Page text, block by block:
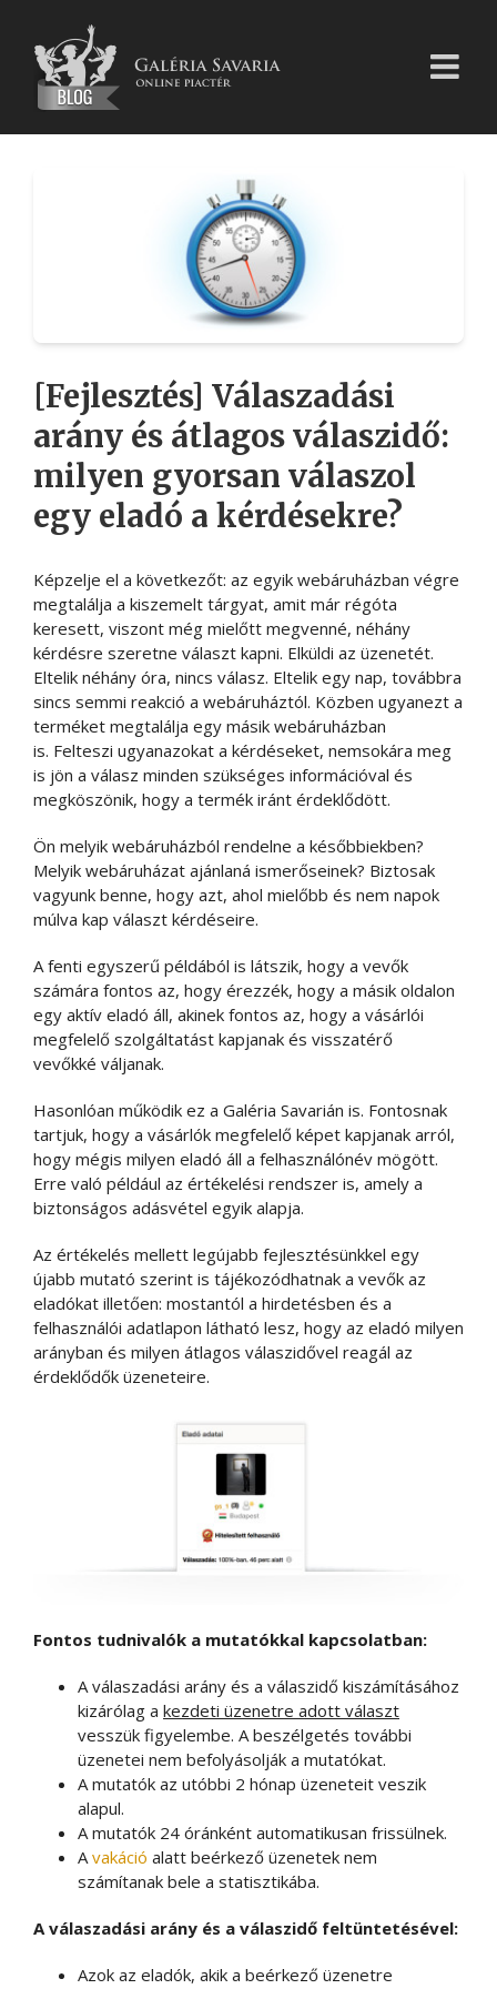
[Fejlesztés] Válaszadási
arány és átlagos válaszidő:
milyen gyorsan válaszol
egy eladó a kérdésekre?
Képzelje el a következőt: az egyik webáruházban végre
megtalálja a kiszemelt tárgyat, amit már régóta
keresett, viszont még mielőtt megvenné, néhány
kérdésre szeretne választ kapni. Elküldi az üzenetét.
Eltelik néhány óra, nincs válasz. Eltelik egy nap, továbbra
sincs semmi reakció a webáruháztól. Közben ugyanezt a
terméket megtalálja egy másik webáruházban
is. Felteszi ugyanazokat a kérdéseket, nemsokára meg
is jön a válasz minden szükséges információval és
megköszönik, hogy a termék iránt érdeklődött.
Ön melyik webáruházból rendelne a későbbiekben?
Melyik webáruházat ajánlaná ismerőseinek? Biztosak
vagyunk benne, hogy azt, ahol mielőbb és nem napok
múlva kap választ kérdéseire.
A fenti egyszerű példából is látszik, hogy a vevők
számára fontos az, hogy érezzék, hogy a másik oldalon
egy aktív eladó áll, akinek fontos az, hogy a vásárlói
megfelelő szolgáltatást kapjanak és visszatérő
vevőkké váljanak.
Hasonlóan működik ez a Galéria Savarián is. Fontosnak
tartjuk, hogy a vásárlók megfelelő képet kapjanak arról,
hogy mégis milyen eladó áll a felhasználónév mögött.
Erre való például az értékelési rendszer is, amely a
biztonságos adásvétel egyik alapja.
Az értékelés mellett legújabb fejlesztésünkkel egy
újabb mutató szerint is tájékozódhatnak a vevők az
eladókat illetően: mostantól a hirdetésben és a
felhasználói adatlapon látható lesz, hogy az eladó milyen
arányban és milyen átlagos válaszidővel reagál az
érdeklődők üzeneteire.
Fontos tudnivalók a mutatókkal kapcsolatban:
A válaszadási arány és a válaszidő kiszámításához
kizárólag a kezdeti üzenetre adott választ
vesszük figyelembe. A beszélgetés további
üzenetei nem befolyásolják a mutatókat.
A mutatók az utóbbi 2 hónap üzeneteit veszik
alapul.
A mutatók 24 óránként automatikusan frissülnek.
A vakáció alatt beérkező üzenetek nem
számítanak bele a statisztikába.
A válaszadási arány és a válaszidő feltüntetésével:
Azok az eladók, akik a beérkező üzenetre